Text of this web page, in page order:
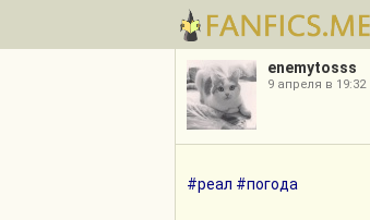
enemytosss
9 апреля в 19:32
#реал #погода